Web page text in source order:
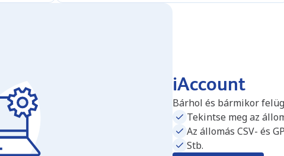
iAccount
Bárhol és bármikor
Tekintse meg az
Az állomás CSV- és
Stb.